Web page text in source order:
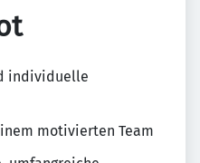
individuelle
motivierten Team